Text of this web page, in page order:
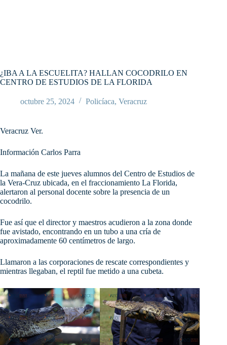
¿IBA A LA ESCUELITA? HALLAN COCODRILO EN
CENTRO DE ESTUDIOS DE LA FLORIDA
octubre 25, 2024 Policíaca, Veracruz
Veracruz Ver.
Información Carlos Parra
La mañana de este jueves alumnos del Centro de Estudios de
la Vera-Cruz ubicada, en el fraccionamiento La Florida,
alertaron al personal docente sobre la presencia de un
cocodrilo.
Fue así que el director y maestros acudieron a la zona donde
fue avistado, encontrando en un tubo a una cría de
aproximadamente 60 centímetros de largo.
Llamaron a las corporaciones de rescate correspondientes y
mientras llegaban, el reptil fue metido a una cubeta.